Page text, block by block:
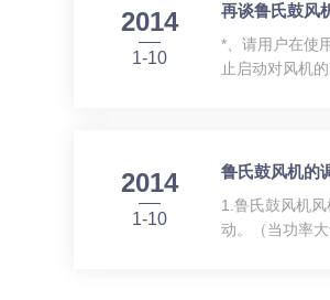
2014
1-10
再谈鲁氏鼓风
*、请用户在使
止启动对风机
2014
1-10
鲁氏鼓风机的
1.鲁氏鼓风机
动。（当功率